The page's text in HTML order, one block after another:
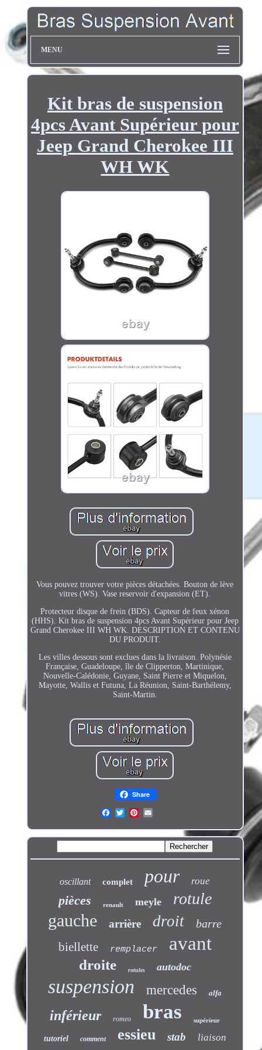
MENU
Kit bras de suspension
4pcs Avant Supérieur pour
Jeep Grand Cherokee III
WH WK
Vous pouvez trouver votre pièces détachées. Bouton de lève
vitres (WS). Vase reservoir d'expansion (ET).
Protecteur disque de frein (BDS). Capteur de feux xénon
(HHS). Kit bras de suspension 4pcs Avant Supérieur pour Jeep
Grand Cherokee III WH WK. DESCRIPTION ET CONTENU
DU PRODUIT.
Les villes dessous sont exclues dans la livraison. Polynésie
Française, Guadeloupe, île de Clipperton, Martinique,
Nouvelle-Calédonie, Guyane, Saint Pierre et Miquelon,
Mayotte, Wallis et Futuna, La Réunion, Saint-Barthélemy,
Saint-Martin.
Share
oscillant complet pour roue
pièces renault meyle rotule
gauche arrière droit barre
biellette remplacer avant
droite rotules autodoc
suspension mercedes alfa
inférieur romeo bras supérieur
tutoriel comment essieu stab liaison